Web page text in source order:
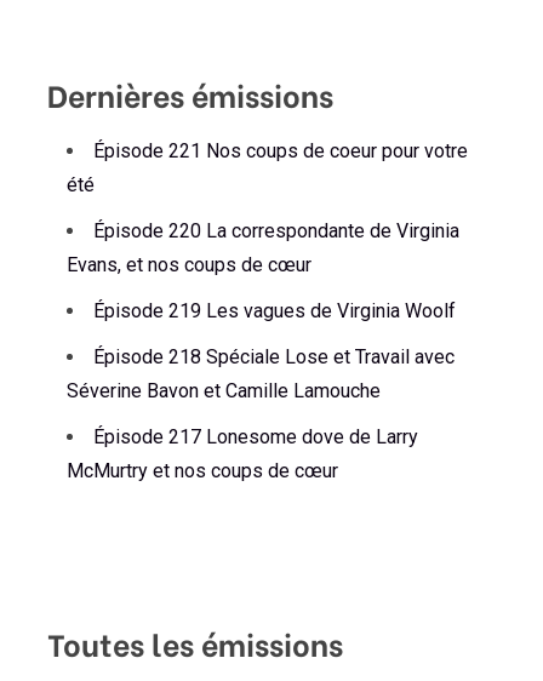
Dernières émissions
Épisode 221 Nos coups de coeur pour votre
été
Épisode 220 La correspondante de Virginia
Evans, et nos coups de cœur
Épisode 219 Les vagues de Virginia Woolf
Épisode 218 Spéciale Lose et Travail avec
Séverine Bavon et Camille Lamouche
Épisode 217 Lonesome dove de Larry
McMurtry et nos coups de cœur
Toutes les émissions